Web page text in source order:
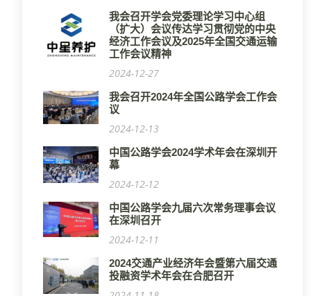
我会召开学会党委理论学习中心组
（扩大）会议传达学习贯彻党的中央
经济工作会议及2025年全国交通运输
工作会议精神
2024-12-27
我会召开2024年全国公路学会工作会
议
2024-12-13
中国公路学会2024学术年会在深圳开
幕
2024-12-12
中国公路学会九届六次常务理事会议
在深圳召开
2024-12-11
2024交通产业经济年会暨第六届交通
投融资学术年会在合肥召开